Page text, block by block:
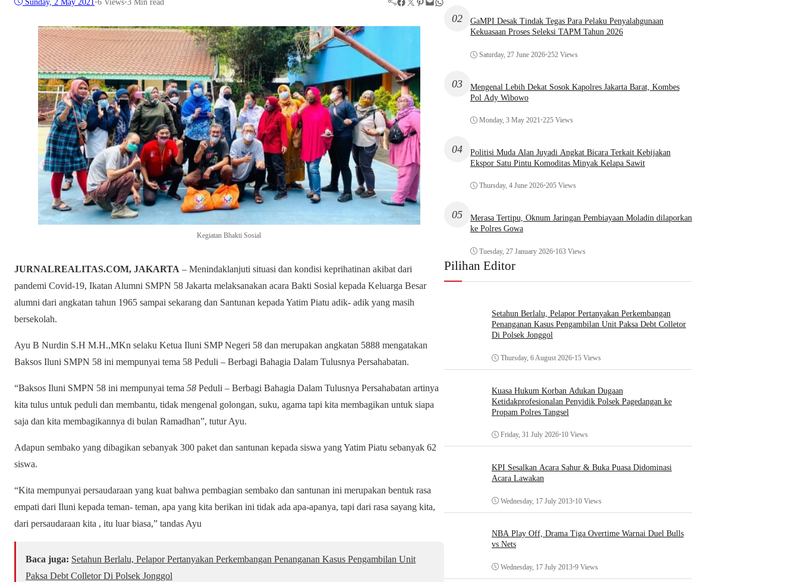
Sunday, 2 May 2021 •6 Views•3 Min read
Kegiatan Bhakti Sosial
JURNALREALITAS.COM, JAKARTA – Menindaklanjuti situasi dan kondisi keprihatinan akibat dari
pandemi Covid-19, Ikatan Alumni SMPN 58 Jakarta melaksanakan acara Bakti Sosial kepada Keluarga Besar
alumni dari angkatan tahun 1965 sampai sekarang dan Santunan kepada Yatim Piatu adik- adik yang masih
bersekolah.
Ayu B Nurdin S.H M.H.,MKn selaku Ketua Iluni SMP Negeri 58 dan merupakan angkatan 5888 mengatakan
Baksos Iluni SMPN 58 ini mempunyai tema 58 Peduli – Berbagi Bahagia Dalam Tulusnya Persahabatan.
“Baksos Iluni SMPN 58 ini mempunyai tema 58 Peduli – Berbagi Bahagia Dalam Tulusnya Persahabatan artinya
kita tulus untuk peduli dan membantu, tidak mengenal golongan, suku, agama tapi kita membagikan untuk siapa
saja dan kita membagikannya di bulan Ramadhan”, tutur Ayu.
Adapun sembako yang dibagikan sebanyak 300 paket dan santunan kepada siswa yang Yatim Piatu sebanyak 62
siswa.
“Kita mempunyai persaudaraan yang kuat bahwa pembagian sembako dan santunan ini merupakan bentuk rasa
empati dari Iluni kepada teman- teman, apa yang kita berikan ini tidak ada apa-apanya, tapi dari rasa sayang kita,
dari persaudaraan kita , itu luar biasa,” tandas Ayu
Baca juga: Setahun Berlalu, Pelapor Pertanyakan Perkembangan Penanganan Kasus Pengambilan Unit
Paksa Debt Colletor Di Polsek Jonggol
02
GaMPI Desak Tindak Tegas Para Pelaku Penyalahgunaan
Kekuasaan Proses Seleksi TAPM Tahun 2026
Saturday, 27 June 2026•252 Views
03
Mengenal Lebih Dekat Sosok Kapolres Jakarta Barat, Kombes
Pol Ady Wibowo
Monday, 3 May 2021•225 Views
04
Politisi Muda Alan Juyadi Angkat Bicara Terkait Kebijakan
Ekspor Satu Pintu Komoditas Minyak Kelapa Sawit
Thursday, 4 June 2026•205 Views
05
Merasa Tertipu, Oknum Jaringan Pembiayaan Moladin dilaporkan
ke Polres Gowa
Tuesday, 27 January 2026•163 Views
Pilihan Editor
Setahun Berlalu, Pelapor Pertanyakan Perkembangan
Penanganan Kasus Pengambilan Unit Paksa Debt Colletor
Di Polsek Jonggol
Thursday, 6 August 2026•15 Views
Kuasa Hukum Korban Adukan Dugaan
Ketidakprofesionalan Penyidik Polsek Pagedangan ke
Propam Polres Tangsel
Friday, 31 July 2026•10 Views
KPI Sesalkan Acara Sahur & Buka Puasa Didominasi
Acara Lawakan
Wednesday, 17 July 2013•10 Views
NBA Play Off, Drama Tiga Overtime Warnai Duel Bulls
vs Nets
Wednesday, 17 July 2013•9 Views